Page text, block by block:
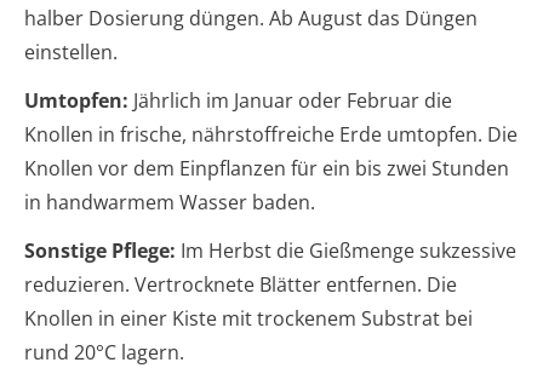
halber Dosierung düngen. Ab August das Düngen
einstellen.
Umtopfen: Jährlich im Januar oder Februar die
Knollen in frische, nährstoffreiche Erde umtopfen. Die
Knollen vor dem Einpflanzen für ein bis zwei Stunden
in handwarmem Wasser baden.
Sonstige Pflege: Im Herbst die Gießmenge sukzessive
reduzieren. Vertrocknete Blätter entfernen. Die
Knollen in einer Kiste mit trockenem Substrat bei
rund 20°C lagern.